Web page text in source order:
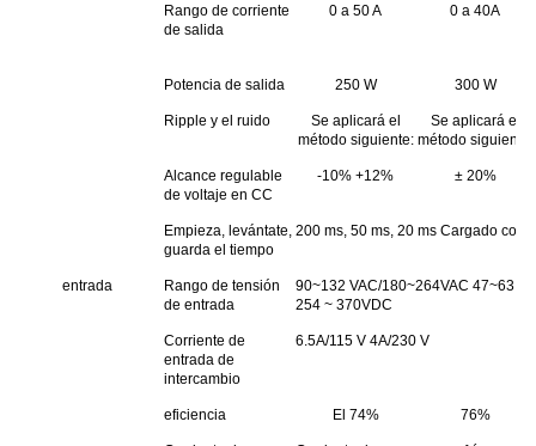
Rango de corriente
de salida
0 a 50 A 0 a 40A
Potencia de salida 250 W 300 W
Ripple y el ruido
Se aplicará el
método siguiente:
Se aplicará el
método siguiente:
Alcance regulable
de voltaje en CC
-10% +12% ± 20%
Empieza, levántate,
guarda el tiempo
200 ms, 50 ms, 20 ms Cargado con
entrada
Rango de tensión
de entrada
90~132 VAC/180~264VAC 47~63
254 ~ 370VDC
Corriente de
entrada de
intercambio
6.5A/115 V 4A/230 V
eficiencia El 74% 76%